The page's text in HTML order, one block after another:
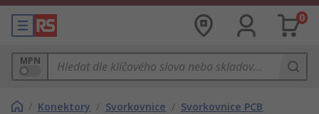
0
MPN
/ Konektory / Svorkovnice / Svorkovnice PCB